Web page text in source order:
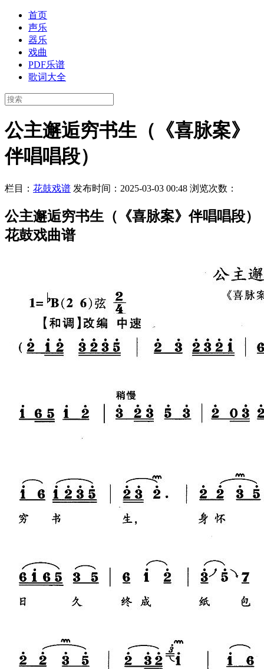
首页
声乐
器乐
戏曲
PDF乐谱
歌词大全
公主邂逅穷书生（《喜脉案》
伴唱唱段）
栏目： 花鼓戏谱 发布时间：2025-03-03 00:48 浏览次数：
公主邂逅穷书生（《喜脉案》伴唱唱段）
花鼓戏曲谱